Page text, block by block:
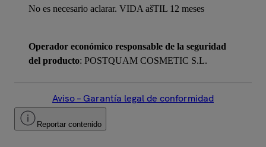
No es necesario aclarar. VIDA ašTIL 12 meses
Operador económico responsable de la seguridad
del producto: POSTQUAM COSMETIC S.L.
Aviso – Garantía legal de conformidad
Reportar contenido